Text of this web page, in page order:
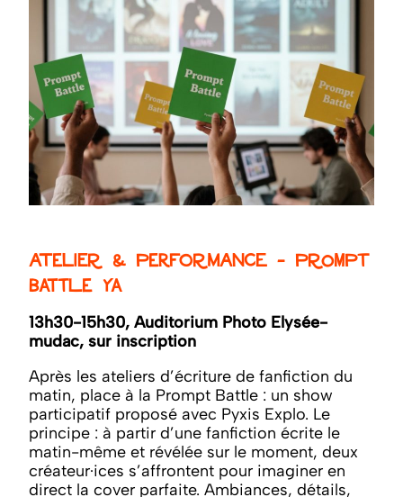
Atelier & Performance - Prompt
battle YA
13h30-15h30, Auditorium Photo Elysée-
mudac, sur inscription
Après les ateliers d’écriture de fanfiction du
matin, place à la Prompt Battle : un show
participatif proposé avec Pyxis Explo. Le
principe : à partir d’une fanfiction écrite le
matin-même et révélée sur le moment, deux
créateur·ices s’affrontent pour imaginer en
direct la cover parfaite. Ambiances, détails,